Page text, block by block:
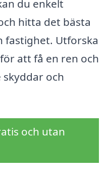
du enkelt
hitta det bästa
fastighet. Utforska
att få en ren och
skyddar och
och utan